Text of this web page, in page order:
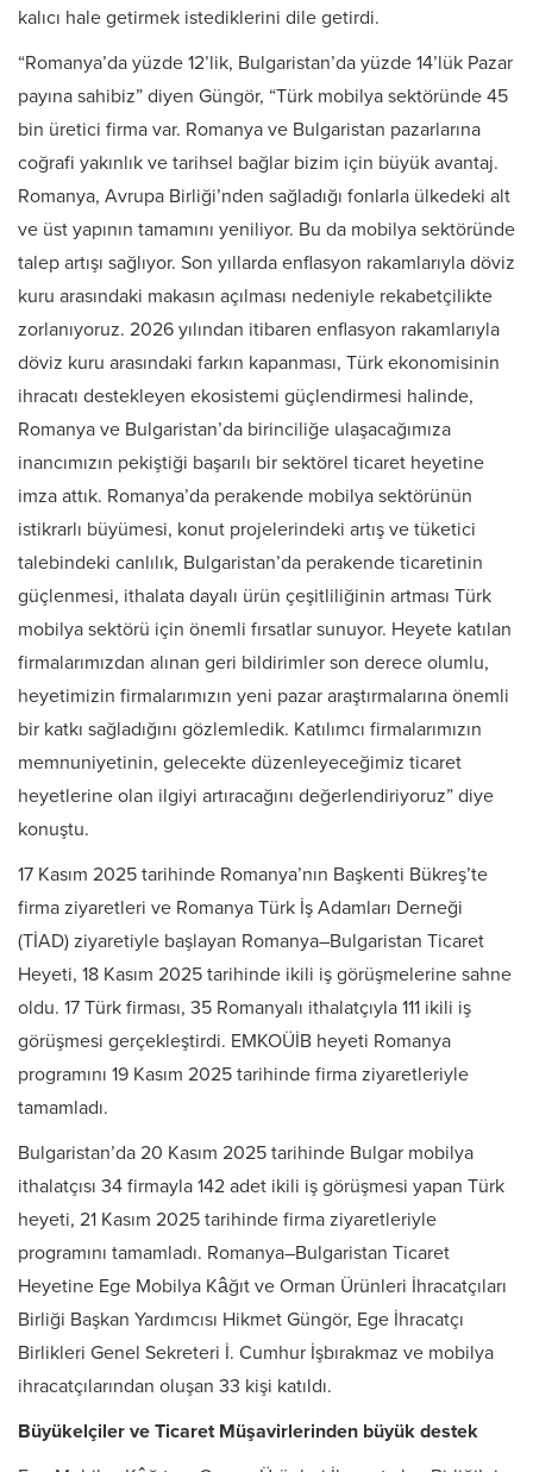
kalıcı hale getirmek istediklerini dile getirdi.
“Romanya’da yüzde 12’lik, Bulgaristan’da yüzde 14’lük Pazar
payına sahibiz” diyen Güngör, “Türk mobilya sektöründe 45
bin üretici firma var. Romanya ve Bulgaristan pazarlarına
coğrafi yakınlık ve tarihsel bağlar bizim için büyük avantaj.
Romanya, Avrupa Birliği’nden sağladığı fonlarla ülkedeki alt
ve üst yapının tamamını yeniliyor. Bu da mobilya sektöründe
talep artışı sağlıyor. Son yıllarda enflasyon rakamlarıyla döviz
kuru arasındaki makasın açılması nedeniyle rekabetçilikte
zorlanıyoruz. 2026 yılından itibaren enflasyon rakamlarıyla
döviz kuru arasındaki farkın kapanması, Türk ekonomisinin
ihracatı destekleyen ekosistemi güçlendirmesi halinde,
Romanya ve Bulgaristan’da birinciliğe ulaşacağımıza
inancımızın pekiştiği başarılı bir sektörel ticaret heyetine
imza attık. Romanya’da perakende mobilya sektörünün
istikrarlı büyümesi, konut projelerindeki artış ve tüketici
talebindeki canlılık, Bulgaristan’da perakende ticaretinin
güçlenmesi, ithalata dayalı ürün çeşitliliğinin artması Türk
mobilya sektörü için önemli fırsatlar sunuyor. Heyete katılan
firmalarımızdan alınan geri bildirimler son derece olumlu,
heyetimizin firmalarımızın yeni pazar araştırmalarına önemli
bir katkı sağladığını gözlemledik. Katılımcı firmalarımızın
memnuniyetinin, gelecekte düzenleyeceğimiz ticaret
heyetlerine olan ilgiyi artıracağını değerlendiriyoruz” diye
konuştu.
17 Kasım 2025 tarihinde Romanya’nın Başkenti Bükreş’te
firma ziyaretleri ve Romanya Türk İş Adamları Derneği
(TİAD) ziyaretiyle başlayan Romanya–Bulgaristan Ticaret
Heyeti, 18 Kasım 2025 tarihinde ikili iş görüşmelerine sahne
oldu. 17 Türk firması, 35 Romanyalı ithalatçıyla 111 ikili iş
görüşmesi gerçekleştirdi. EMKOÜİB heyeti Romanya
programını 19 Kasım 2025 tarihinde firma ziyaretleriyle
tamamladı.
Bulgaristan’da 20 Kasım 2025 tarihinde Bulgar mobilya
ithalatçısı 34 firmayla 142 adet ikili iş görüşmesi yapan Türk
heyeti, 21 Kasım 2025 tarihinde firma ziyaretleriyle
programını tamamladı. Romanya–Bulgaristan Ticaret
Heyetine Ege Mobilya Kâğıt ve Orman Ürünleri İhracatçıları
Birliği Başkan Yardımcısı Hikmet Güngör, Ege İhracatçı
Birlikleri Genel Sekreteri İ. Cumhur İşbırakmaz ve mobilya
ihracatçılarından oluşan 33 kişi katıldı.
Büyükelçiler ve Ticaret Müşavirlerinden büyük destek